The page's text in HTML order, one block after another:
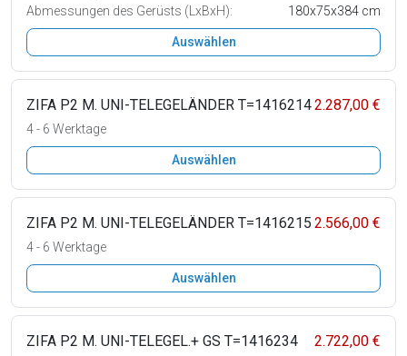
Abmessungen des Gerüsts (LxBxH):
180x75x384 cm
Auswählen
ZIFA P2 M. UNI-TELEGELÄNDER T=14162142.287,00 €
4 - 6 Werktage
Auswählen
ZIFA P2 M. UNI-TELEGELÄNDER T=1416215 2.566,00 €
4 - 6 Werktage
Auswählen
ZIFA P2 M. UNI-TELEGEL.+ GS T=1416234 2.722,00 €